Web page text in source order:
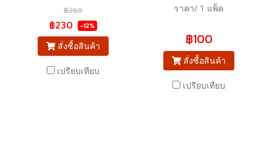
฿260
฿230 -12%
สั่งซื้อสินค้า
เปรียบเทียบ
ราคา/ 1 แพ็ค
฿100
สั่งซื้อสินค้า
เปรียบเทียบ